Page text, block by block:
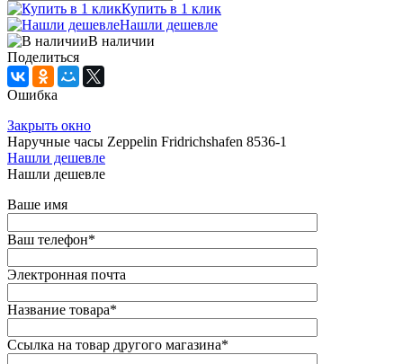
Купить в 1 клик
Нашли дешевле
В наличии
Поделиться
Ошибка
Закрыть окно
Наручные часы Zeppelin Fridrichshafen 8536-1
Нашли дешевле
Нашли дешевле
Ваше имя
Ваш телефон*
Электронная почта
Название товара*
Ссылка на товар другого магазина*